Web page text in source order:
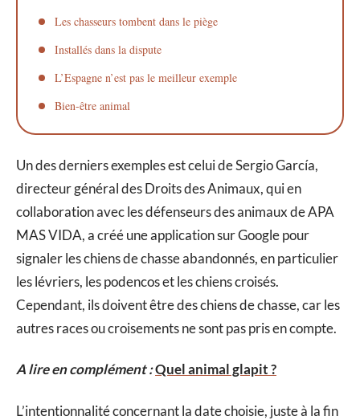
Les chasseurs tombent dans le piège
Installés dans la dispute
L’Espagne n’est pas le meilleur exemple
Bien-être animal
Un des derniers exemples est celui de Sergio García,
directeur général des Droits des Animaux, qui en
collaboration avec les défenseurs des animaux de APA
MAS VIDA, a créé une application sur Google pour
signaler les chiens de chasse abandonnés, en particulier
les lévriers, les podencos et les chiens croisés.
Cependant, ils doivent être des chiens de chasse, car les
autres races ou croisements ne sont pas pris en compte.
A lire en complément :Quel animal glapit ?
L’intentionnalité concernant la date choisie, juste à la fin